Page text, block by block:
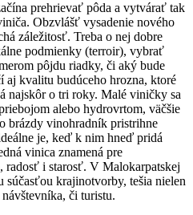
prehrievať pôda a vytvárať tak
Obzvlášť vysadenie nového
záležitosť. Treba o nej dobre
podmienky (terroir), vybrať
pôjdu riadky, či aký bude
aj kvalitu budúceho hrozna, ktoré
najskôr o tri roky. Malé viničky sa
alebo hydrovrtom, väčšie
brázdy vinohradník pristrihne
je, keď k nim hneď pridá
vinica znamená pre
radosť i starosť. V Malokarpatskej
súčasťou krajinotvorby, tešia nielen
či turistu.